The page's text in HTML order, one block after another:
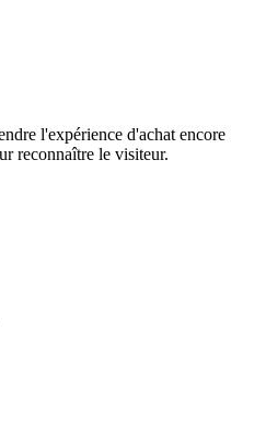
l'expérience d'achat encore
reconnaître le visiteur.